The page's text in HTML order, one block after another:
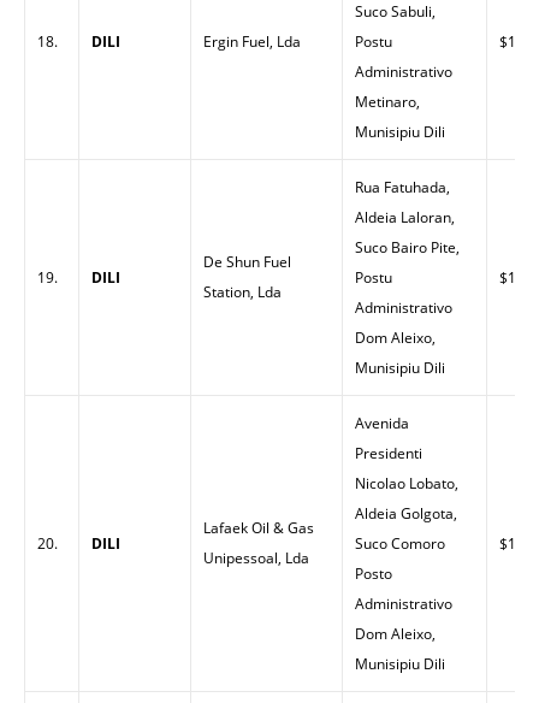
18. DILI Ergin Fuel, Lda
Suco Sabuli,
Postu
Administrativo
Metinaro,
Munisipiu Dili
$1.55
19. DILI
De Shun Fuel
Station, Lda
Rua Fatuhada,
Aldeia Laloran,
Suco Bairo Pite,
Postu
Administrativo
Dom Aleixo,
Munisipiu Dili
$1.49
20. DILI
Lafaek Oil & Gas
Unipessoal, Lda
Avenida
Presidenti
Nicolao Lobato,
Aldeia Golgota,
Suco Comoro
Posto
Administrativo
Dom Aleixo,
Munisipiu Dili
$1.57